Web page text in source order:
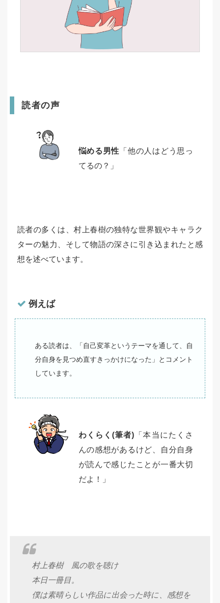
読者の声
悩める男性 「他の人はどう思っ
てるの？」
読者の多くは、村上春樹の独特な世界観やキャラク
ターの魅力、そして物語の深さに引き込まれたと感
想を述べています。
例えば
ある読者は、「自己変革というテーマを通して、自
分自身を見つめ直すきっかけになった」とコメント
しています。
わくらく(筆者) 「本当にたくさ
んの感想があるけど、自分自身
が読んで感じたことが一番大切
だよ！」
村上春樹 風の歌を聴け
本日一冊目。
僕は素晴らしい作品に出会った時に、感想を